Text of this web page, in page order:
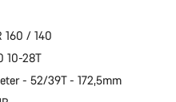
160 / 140
10-28T
- 52/39T - 172,5mm